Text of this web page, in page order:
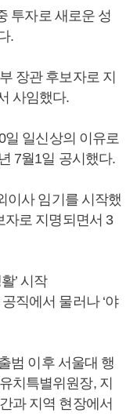
투자로 새로운 성
.
장관 후보자로 지
사임했다.
일 일신상의 이유로
7월1일 공시했다.
이사 임기를 시작했
자로 지명되면서 3
’ 시작
직에서 물러나 ‘야
범 이후 서울대 행
치특별위원장, 지
과 지역 현장에서